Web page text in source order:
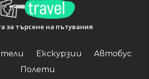
за търсене на пътувания
Екскурзии
Автобус
Полети